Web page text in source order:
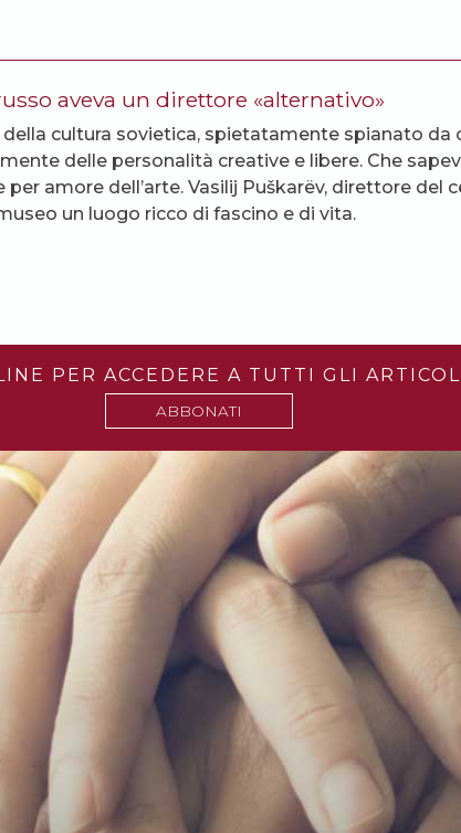
aveva un direttore «alternativo»
cultura sovietica, spietatamente spianato da
delle personalità creative e libere. Che
per amore dell’arte. Vasilij Puškarëv, direttore del
un luogo ricco di fascino e di vita.
PER ACCEDERE A TUTTI GLI
ABBONATI